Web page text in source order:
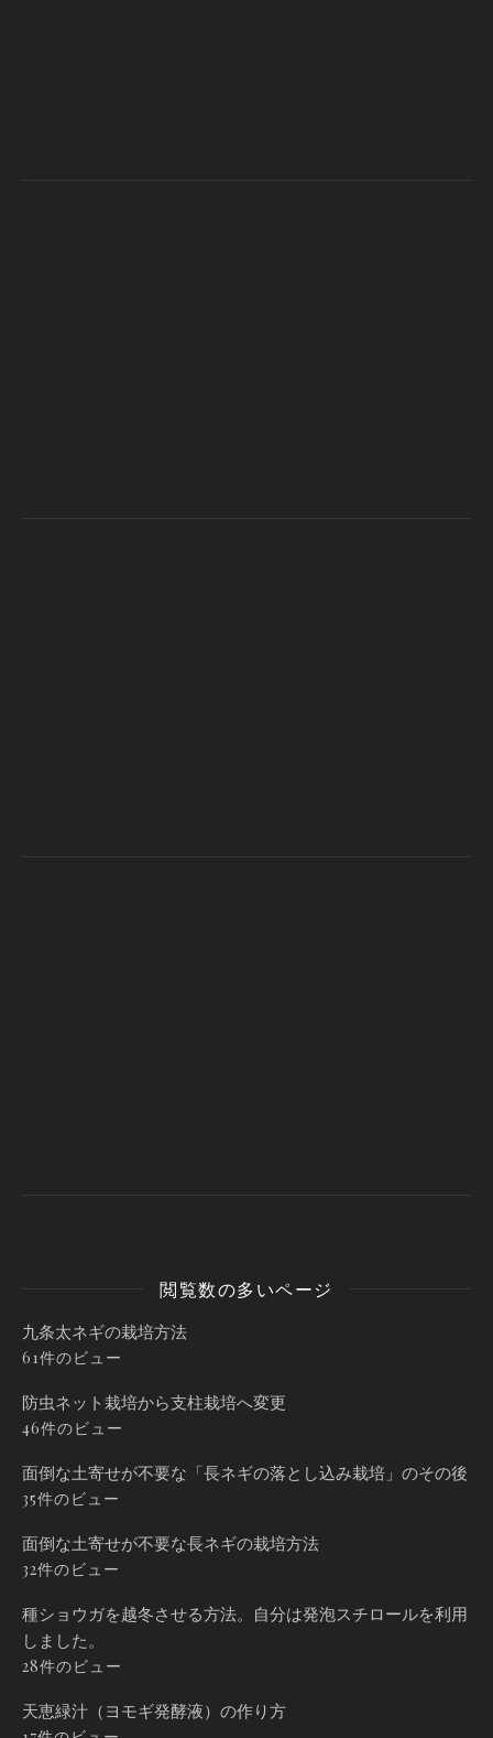
閲覧数の多いページ
九条太ネギの栽培方法
61件のビュー
防虫ネット栽培から支柱栽培へ変更
46件のビュー
面倒な土寄せが不要な「長ネギの落とし込み栽培」のその後
35件のビュー
面倒な土寄せが不要な長ネギの栽培方法
32件のビュー
種ショウガを越冬させる方法。自分は発泡スチロールを利用
しました。
28件のビュー
天恵緑汁（ヨモギ発酵液）の作り方